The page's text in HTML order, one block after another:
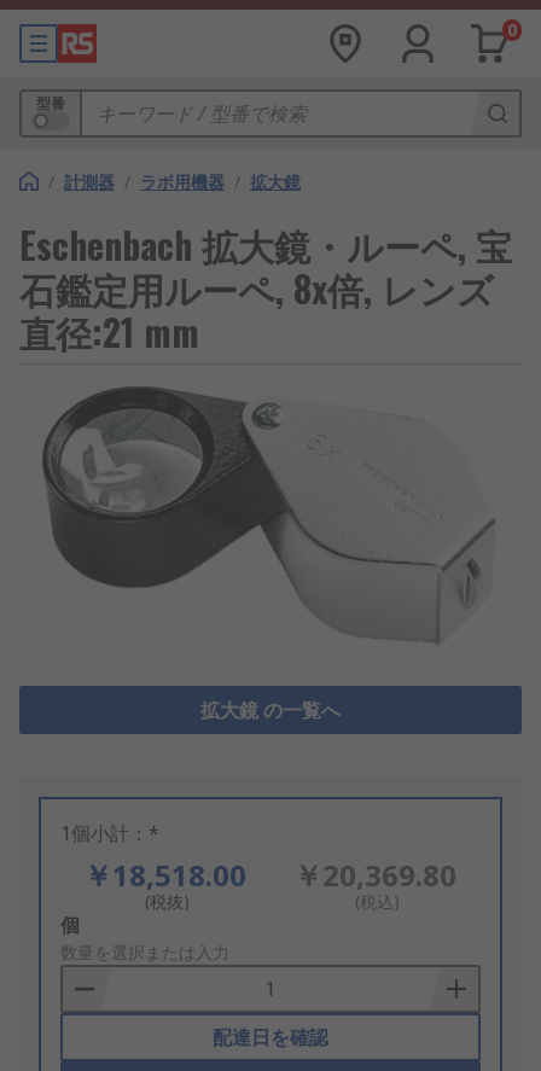
0
型番
/ 計測器 / ラボ用機器 / 拡大鏡
Eschenbach 拡大鏡・ルーペ, 宝
石鑑定用ルーペ, 8x倍, レンズ
直径:21 mm
拡大鏡 の一覧へ
1個小計：*
￥18,518.00
(税抜)
￥20,369.80
(税込)
Add
to
Basket
個
数量を選択または入力
配達日を確認